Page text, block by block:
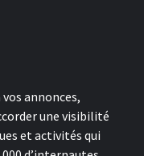
annonces,
une visibilité
et activités qui